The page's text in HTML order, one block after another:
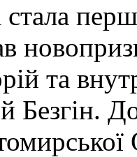
та
Безгін.